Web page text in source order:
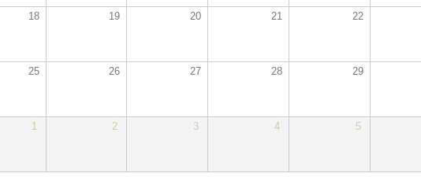
18 19 20 21 22
25 26 27 28 29
1 2 3 4 5